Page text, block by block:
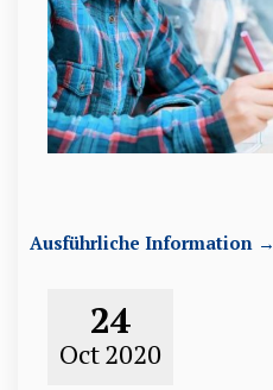
Ausführliche Information →
24
Oct2020